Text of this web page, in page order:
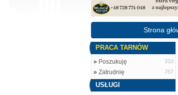
Strona
PRACA TARNÓW
» Poszukuję 310
» Zatrudnię 767
USŁUGI